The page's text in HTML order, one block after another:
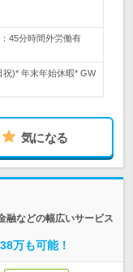
45分時間外労働有
祝)* 年末年始休暇* GW
気になる
融などの幅広いサービス
万も可能！